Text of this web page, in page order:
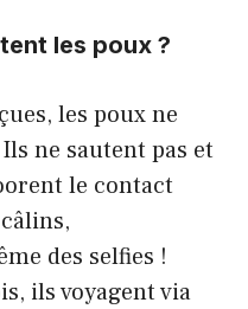
les poux ?
les poux ne
ne sautent pas et
le contact
des selfies !
ils voyagent via